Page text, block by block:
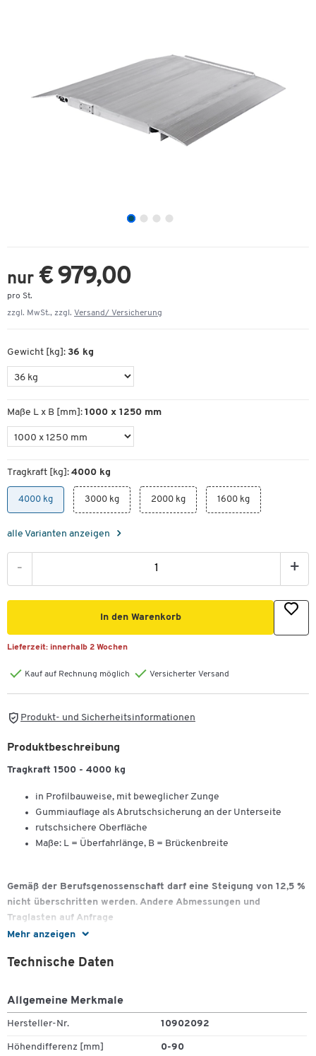
nur € 979,00
pro St.
zzgl. MwSt., zzgl. Versand/ Versicherung
Gewicht [kg]: 36 kg
Maße L x B [mm]: 1000 x 1250 mm
Tragkraft [kg]: 4000 kg
4000 kg 3000 kg 2000 kg 1600 kg
alle Varianten anzeigen
- +
In den Warenkorb
Lieferzeit: innerhalb 2 Wochen
Kauf auf Rechnung möglich Versicherter Versand
Produkt- und Sicherheitsinformationen
Mehr anzeigen
Produktbeschreibung
Tragkraft 1500 - 4000 kg
in Profilbauweise, mit beweglicher Zunge
Gummiauflage als Abrutschsicherung an der Unterseite
rutschsichere Oberfläche
Maße: L = Überfahrlänge, B = Brückenbreite
Gemäß der Berufsgenossenschaft darf eine Steigung von 12,5 %
nicht überschritten werden. Andere Abmessungen und
Traglasten auf Anfrage
Technische Daten
Allgemeine Merkmale
Hersteller-Nr. 10902092
Höhendifferenz [mm] 0-90